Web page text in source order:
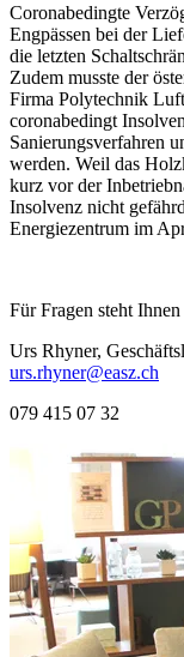
Coronabedingte
Engpässen bei der
die letzten
Zudem musste der
Firma Polytechnik
coronabedingt
Sanierungsverfahren
werden. Weil das
kurz vor der
Insolvenz nicht
Energiezentrum im
Für Fragen steht
Urs Rhyner,
urs.rhyner@easz.ch
079 415 07 32